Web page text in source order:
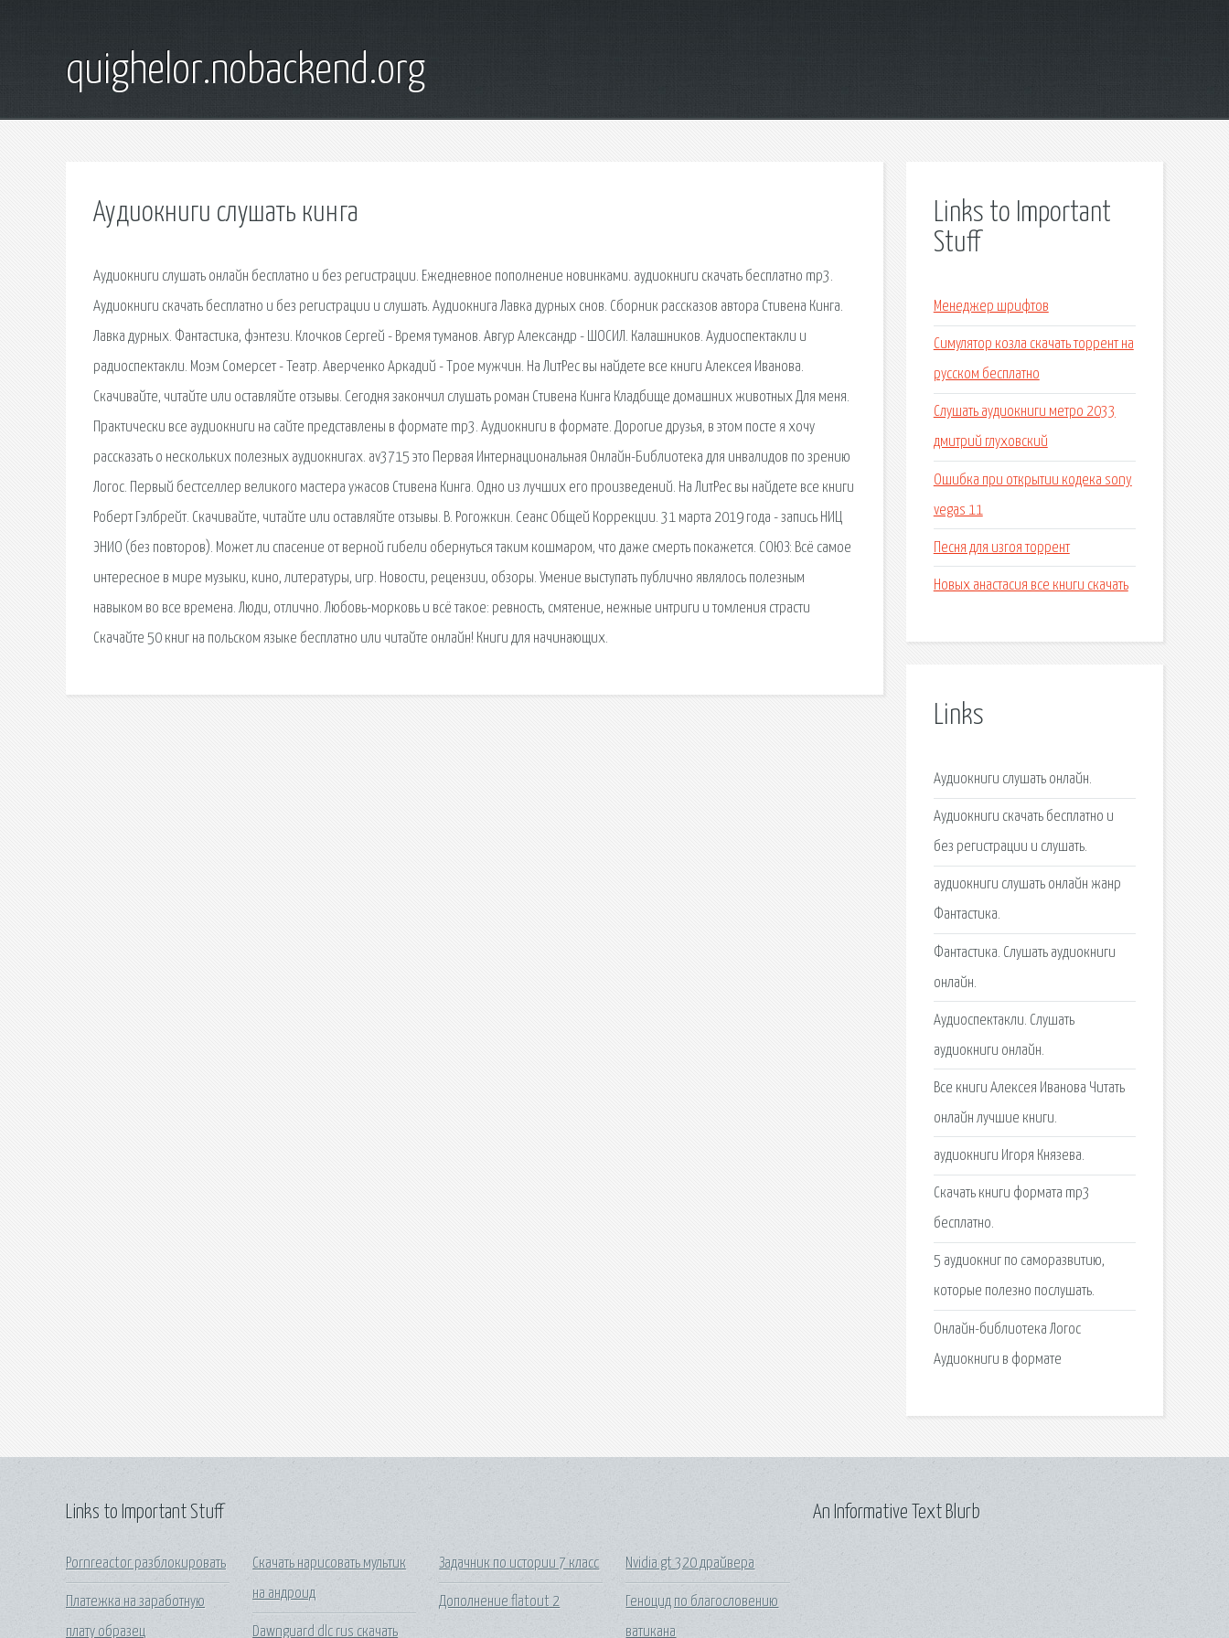
quighelor.nobackend.org
Аудиокниги слушать кинга
Аудиокниги слушать онлайн бесплатно и без регистрации. Ежедневное пополнение новинками. аудиокниги скачать бесплатно mp3.
Аудиокниги скачать бесплатно и без регистрации и слушать. Аудиокнига Лавка дурных снов. Сборник рассказов автора Стивена Кинга.
Лавка дурных. Фантастика, фэнтези. Клочков Сергей - Время туманов. Авгур Александр - ШОСИЛ. Калашников. Аудиоспектакли и
радиоспектакли. Моэм Сомерсет - Театр. Аверченко Аркадий - Трое мужчин. На ЛитРес вы найдете все книги Алексея Иванова.
Скачивайте, читайте или оставляйте отзывы. Сегодня закончил слушать роман Стивена Кинга Кладбище домашних животных Для меня.
Практически все аудиокниги на сайте представлены в формате mp3. Аудиокниги в формате. Дорогие друзья, в этом посте я хочу
рассказать о нескольких полезных аудиокнигах. av3715 это Первая Интернациональная Онлайн-Библиотека для инвалидов по зрению
Логос. Первый бестселлер великого мастера ужасов Стивена Кинга. Одно из лучших его произведений. На ЛитРес вы найдете все книги
Роберт Гэлбрейт. Скачивайте, читайте или оставляйте отзывы. В. Рогожкин. Сеанс Общей Коррекции. 31 марта 2019 года - запись НИЦ
ЭНИО (без повторов). Может ли спасение от верной гибели обернуться таким кошмаром, что даже смерть покажется. СОЮЗ: Всё самое
интересное в мире музыки, кино, литературы, игр. Новости, рецензии, обзоры. Умение выступать публично являлось полезным
навыком во все времена. Люди, отлично. Любовь-морковь и всё такое: ревность, смятение, нежные интриги и томления страсти
Скачайте 50 книг на польском языке бесплатно или читайте онлайн! Книги для начинающих.
Links to Important
Stuff
Менеджер шрифтов
Симулятор козла скачать торрент на
русском бесплатно
Слушать аудиокниги метро 2033
дмитрий глуховский
Ошибка при открытии кодека sony
vegas 11
Песня для изгоя торрент
Новых анастасия все книги скачать
Links
Аудиокниги слушать онлайн.
Аудиокниги скачать бесплатно и
без регистрации и слушать.
аудиокниги слушать онлайн жанр
Фантастика.
Фантастика. Слушать аудиокниги
онлайн.
Аудиоспектакли. Слушать
аудиокниги онлайн.
Все книги Алексея Иванова Читать
онлайн лучшие книги.
аудиокниги Игоря Князева.
Скачать книги формата mp3
бесплатно.
5 аудиокниг по саморазвитию,
которые полезно послушать.
Онлайн-библиотека Логос
Аудиокниги в формате
Links to Important Stuff
Pornreactor разблокировать
Платежка на заработную
плату образец
Скачать нарисовать мультик
на андроид
Dawnguard dlc rus скачать
Задачник по истории 7 класс
Дополнение flatout 2
Nvidia gt 320 драйвера
Геноцид по благословению
ватикана
An Informative Text Blurb